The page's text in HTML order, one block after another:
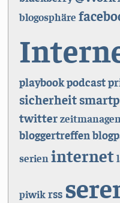
blogosphäre
playbookpodcast
sicherheit
twitter
bloggertreffen
serien internet
piwikrss